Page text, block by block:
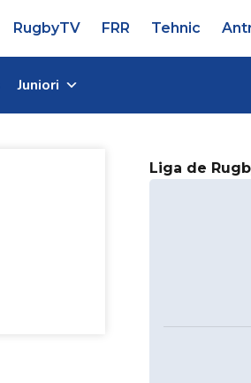
RugbyTV FRR Tehnic
Juniori
Liga de